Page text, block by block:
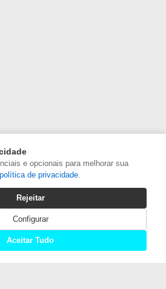
e opcionais para melhorar sua
política de privacidade.
Rejeitar
Configurar
Aceitar Tudo